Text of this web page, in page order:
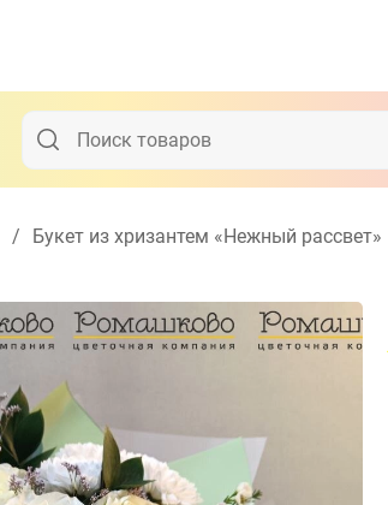
/ Букет из хризантем «Нежный рассвет»